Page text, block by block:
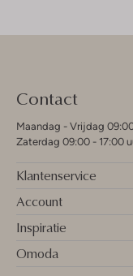
Contact
Maandag - Vrijdag
Zaterdag 09:00 - 17:00
Klantenservice
Account
Inspiratie
Omoda